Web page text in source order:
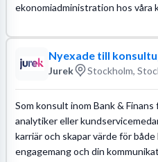
ekonomiadministration hos våra
Nyexade till
Jurek Stockholm,
Som konsult inom Bank &
analytiker eller
karriär och skapar värde för
engagemang och din